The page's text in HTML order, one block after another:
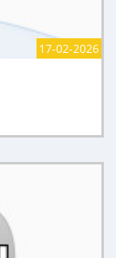
17-02-2026